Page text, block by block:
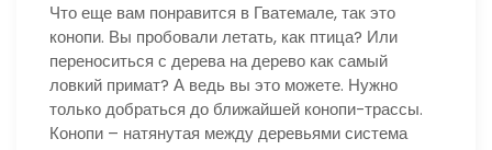
Что еще вам понравится в Гватемале, так это
конопи. Вы пробовали летать, как птица? Или
переноситься с дерева на дерево как самый
ловкий примат? А ведь вы это можете. Нужно
только добраться до ближайшей конопи-трассы.
Конопи – натянутая между деревьями система